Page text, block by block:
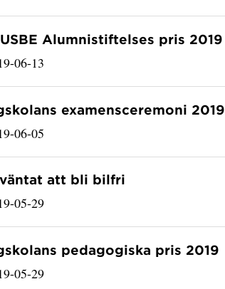
Alumnistiftelses pris 2019
06-13
examensceremoni 2019
06-05
att bli bilfri
05-29
pedagogiska pris 2019
05-29